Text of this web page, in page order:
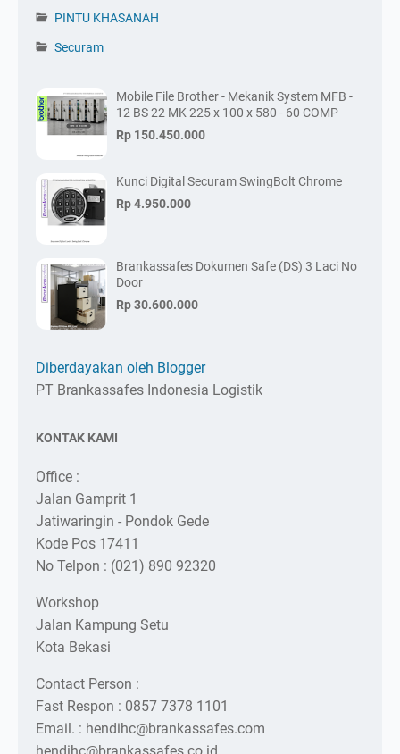
PINTU KHASANAH
Securam
Mobile File Brother - Mekanik System MFB -
12 BS 22 MK 225 x 100 x 580 - 60 COMP
Rp 150.450.000
Kunci Digital Securam SwingBolt Chrome
Rp 4.950.000
Brankassafes Dokumen Safe (DS) 3 Laci No
Door
Rp 30.600.000
Diberdayakan oleh Blogger
PT Brankassafes Indonesia Logistik
KONTAK KAMI
Office :
Jalan Gamprit 1
Jatiwaringin - Pondok Gede
Kode Pos 17411
No Telpon : (021) 890 92320
Workshop
Jalan Kampung Setu
Kota Bekasi
Contact Person :
Fast Respon : 0857 7378 1101
Email. : hendihc@brankassafes.com